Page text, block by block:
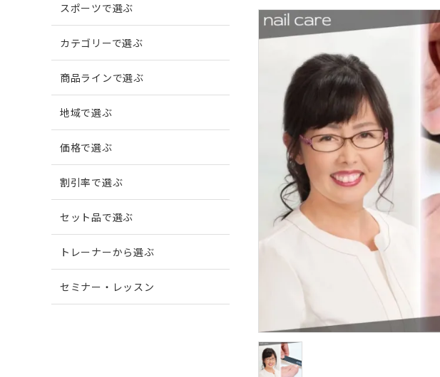
爪がでこぼこする 爪に縦筋がある
爪が反る
柔道 ボウリング
スポーツで選ぶ
カテゴリーで選ぶ
商品ラインで選ぶ
地域で選ぶ
価格で選ぶ
割引率で選ぶ
セット品で選ぶ
トレーナーから選ぶ
セミナー・レッスン